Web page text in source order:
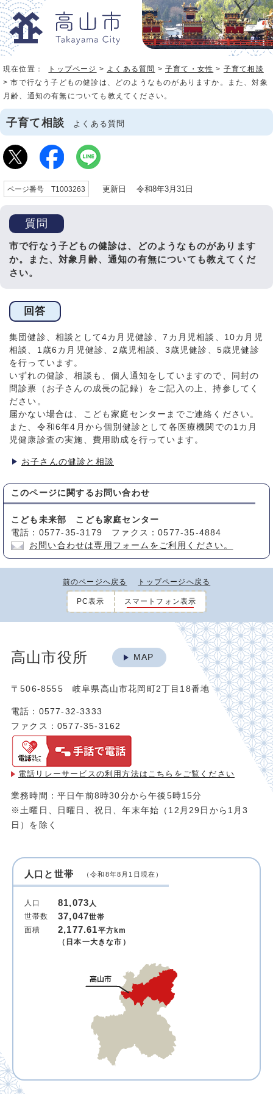
現在位置： トップページ > よくある質問 >子育て・女性 > 子育て相談
> 市で行なう子どもの健診は、どのようなものがありますか。また、対象
月齢、通知の有無についても教えてください。
子育て相談 よくある質問
ページ番号 T1003263 更新日 令和8年3月31日
質問
市で行なう子どもの健診は、どのようなものがあります
か。また、対象月齢、通知の有無についても教えてくだ
さい。
回答
集団健診、相談として4カ月児健診、7カ月児相談、10カ月児
相談、1歳6カ月児健診、2歳児相談、3歳児健診、5歳児健診
を行っています。
いずれの健診、相談も、個人通知をしていますので、同封の
問診票（お子さんの成長の記録）をご記入の上、持参してく
ださい。
届かない場合は、こども家庭センターまでご連絡ください。
また、令和6年4月から個別健診として各医療機関での1カ月
児健康診査の実施、費用助成を行っています。
お子さんの健診と相談
このページに関する お問い合わせ
こども未来部 こども家庭センター
電話：0577-35-3179 ファクス：0577-35-4884
お問い合わせは専用フォームをご利用ください。
前のページへ戻る トップページへ戻る
PC表示 スマートフォン表示
高山市役所 MAP
〒506-8555 岐阜県高山市花岡町2丁目18番地
電話：0577-32-3333
ファクス：0577-35-3162
電話リレーサービスの利用方法は こちらをご覧ください
業務時間：平日午前8時30分から午後5時15分
※土曜日、日曜日、祝日、年末年始（12月29日から1月3
日）を除く
人口と世帯 （令和8年8月1日現在）
人口 81,073人
世帯数
37,047世帯
面積
2,177.61平方km
（日本一大きな市）